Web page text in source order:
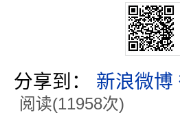
分享到： 新浪微博
阅读(11958次)